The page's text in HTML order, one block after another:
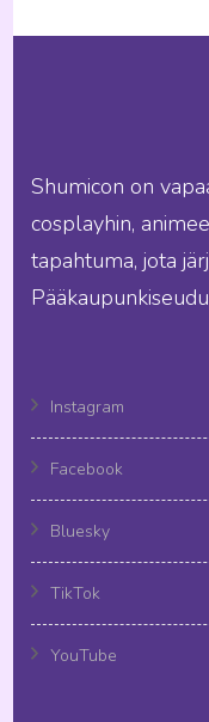
Shumicon on
cosplayhin,
tapahtuma, jota
Instagram
Facebook
Bluesky
TikTok
YouTube